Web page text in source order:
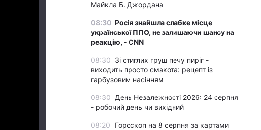
Майкла Б. Джордана
08:30 Росія знайшла слабке місце
української ППО, не залишаючи шансу на
реакцію, - CNN
08:30 Зі стиглих груш печу пиріг -
виходить просто смакота: рецепт із
гарбузовим насінням
08:30 День Незалежності 2026: 24 серпня
- робочий день чи вихідний
08:20
Гороскоп на 8 серпня за картами